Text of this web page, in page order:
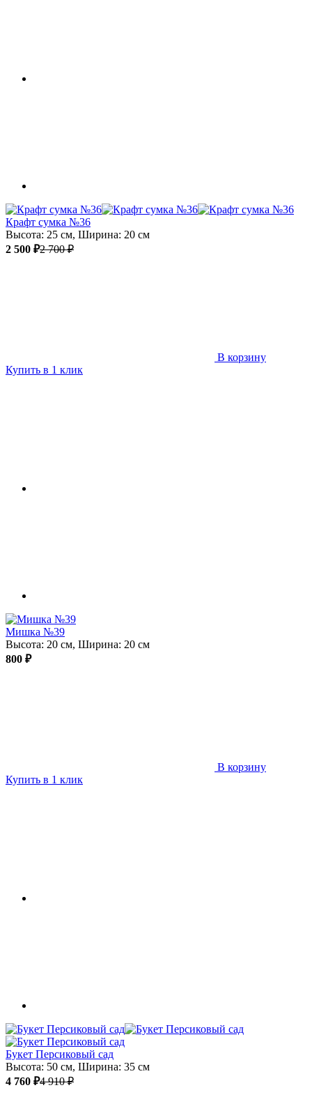
Крафт сумка №36
Высота: 25 см, Ширина: 20 см
2 500 ₽2 700 ₽
В корзину
Купить в 1 клик
Мишка №39
Высота: 20 см, Ширина: 20 см
800 ₽
В корзину
Купить в 1 клик
Букет Персиковый сад
Высота: 50 см, Ширина: 35 см
4 760 ₽4 910 ₽